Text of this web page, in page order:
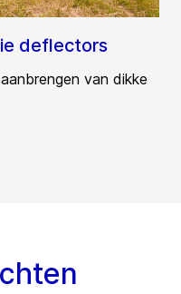
deflectors
van dikke